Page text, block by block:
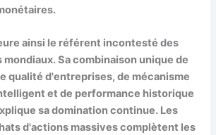
ainsi le référent incontesté des
Sa combinaison unique de
qualité d'entreprises, de mécanisme
et de performance historique
sa domination continue. Les
d'actions massives complètent les